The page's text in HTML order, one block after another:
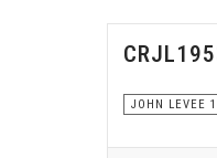
JOHN LEVEE